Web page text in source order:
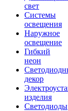
свет
Системы
освещения
Наружное
освещение
Гибкий
неон
декор
изделия
Светодиоды